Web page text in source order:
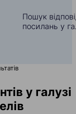
Пошук
посилань у
у галузі